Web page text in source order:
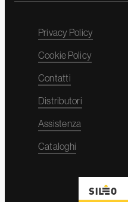
Privacy Policy
Cookie Policy
Contatti
Distributori
Assistenza
Cataloghi